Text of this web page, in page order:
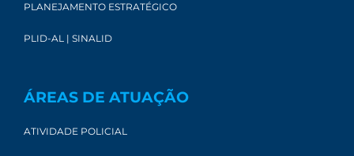
PLANEJAMENTO ESTRATÉGICO
PLID-AL | SINALID
ÁREAS DE ATUAÇÃO
ATIVIDADE POLICIAL